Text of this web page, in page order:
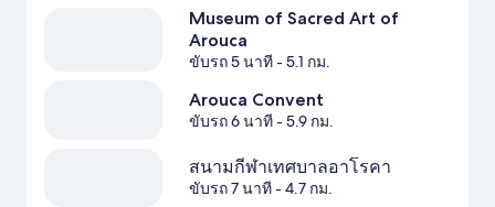
Museum of Sacred Art of
Arouca
ขับรถ 5 นาที- 5.1 กม.
Arouca Convent
ขับรถ 6 นาที- 5.9 กม.
สนามกีฬาเทศบาลอาโรคา
ขับรถ 7 นาที- 4.7 กม.